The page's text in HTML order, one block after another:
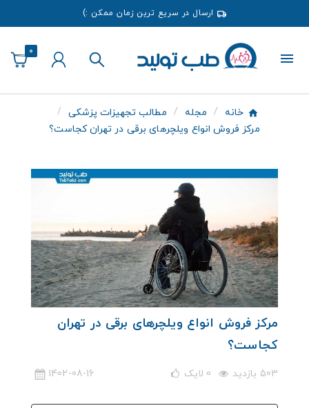
ارسال در سریع ترین زمان ممکن :)
0
خانه مجله
مطالب تجهیزات پزشکی
مرکز فروش انواع ویلچرهای برقی در تهران کجاست؟
مرکز فروش انواع ویلچرهای برقی در تهران
کجاست؟
503 بازدید 0 لایک 1402-08-16